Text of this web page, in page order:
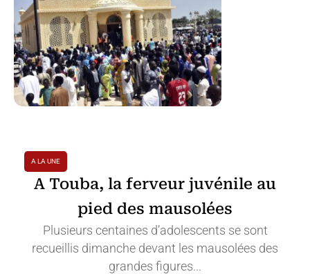
A LA UNE
A Touba, la ferveur juvénile au
pied des mausolées
Plusieurs centaines d’adolescents se sont
recueillis dimanche devant les mausolées des
grandes figures...